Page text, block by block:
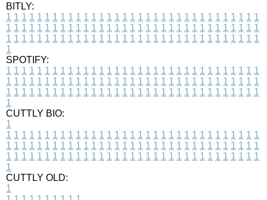
BITLY:
1 1 1 1 1 1 1 1 1 1 1 1 1 1 1 1 1 1 1 1 1 1 1 1 1 1 1 1 1 1 1 1 1
1 1 1 1 1 1 1 1 1 1 1 1 1 1 1 1 1 1 1 1 1 1 1 1 1 1 1 1 1 1 1 1 1
1 1 1 1 1 1 1 1 1 1 1 1 1 1 1 1 1 1 1 1 1 1 1 1 1 1 1 1 1 1 1 1 1
1
SPOTIFY:
1 1 1 1 1 1 1 1 1 1 1 1 1 1 1 1 1 1 1 1 1 1 1 1 1 1 1 1 1 1 1 1 1
1 1 1 1 1 1 1 1 1 1 1 1 1 1 1 1 1 1 1 1 1 1 1 1 1 1 1 1 1 1 1 1 1
1 1 1 1 1 1 1 1 1 1 1 1 1 1 1 1 1 1 1 1 1 1 1 1 1 1 1 1 1 1 1 1 1
1
CUTTLY BIO:
1
1 1 1 1 1 1 1 1 1 1 1 1 1 1 1 1 1 1 1 1 1 1 1 1 1 1 1 1 1 1 1 1 1
1 1 1 1 1 1 1 1 1 1 1 1 1 1 1 1 1 1 1 1 1 1 1 1 1 1 1 1 1 1 1 1 1
1 1 1 1 1 1 1 1 1 1 1 1 1 1 1 1 1 1 1 1 1 1 1 1 1 1 1 1 1 1 1 1 1
1
CUTTLY OLD:
1